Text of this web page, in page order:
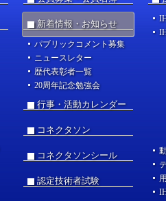
新着情報・お知らせ
パブリックコメント募集
ニュースレター
歴代表彰者一覧
20周年記念勉強会
行事・活動カレンダー
コネクタソン
コネクタソンシール
認定技術者試験